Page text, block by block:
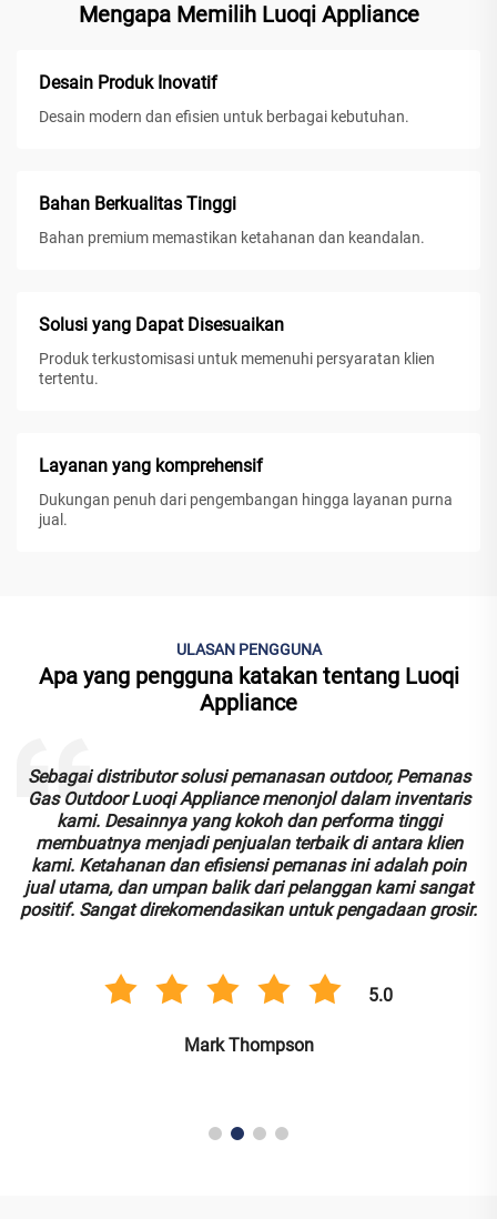
Mengapa Memilih Luoqi Appliance
Desain Produk Inovatif
Desain modern dan efisien untuk berbagai kebutuhan.
Bahan Berkualitas Tinggi
Bahan premium memastikan ketahanan dan keandalan.
Solusi yang Dapat Disesuaikan
Produk terkustomisasi untuk memenuhi persyaratan klien
tertentu.
Layanan yang komprehensif
Dukungan penuh dari pengembangan hingga layanan purna
jual.
ULASAN PENGGUNA
Apa yang pengguna katakan tentang Luoqi
Appliance
Sebagai distributor solusi pemanasan outdoor, Pemanas
Gas Outdoor Luoqi Appliance menonjol dalam inventaris
kami. Desainnya yang kokoh dan performa tinggi
membuatnya menjadi penjualan terbaik di antara klien
kami. Ketahanan dan efisiensi pemanas ini adalah poin
jual utama, dan umpan balik dari pelanggan kami sangat
positif. Sangat direkomendasikan untuk pengadaan grosir.
5.0
Mark Thompson